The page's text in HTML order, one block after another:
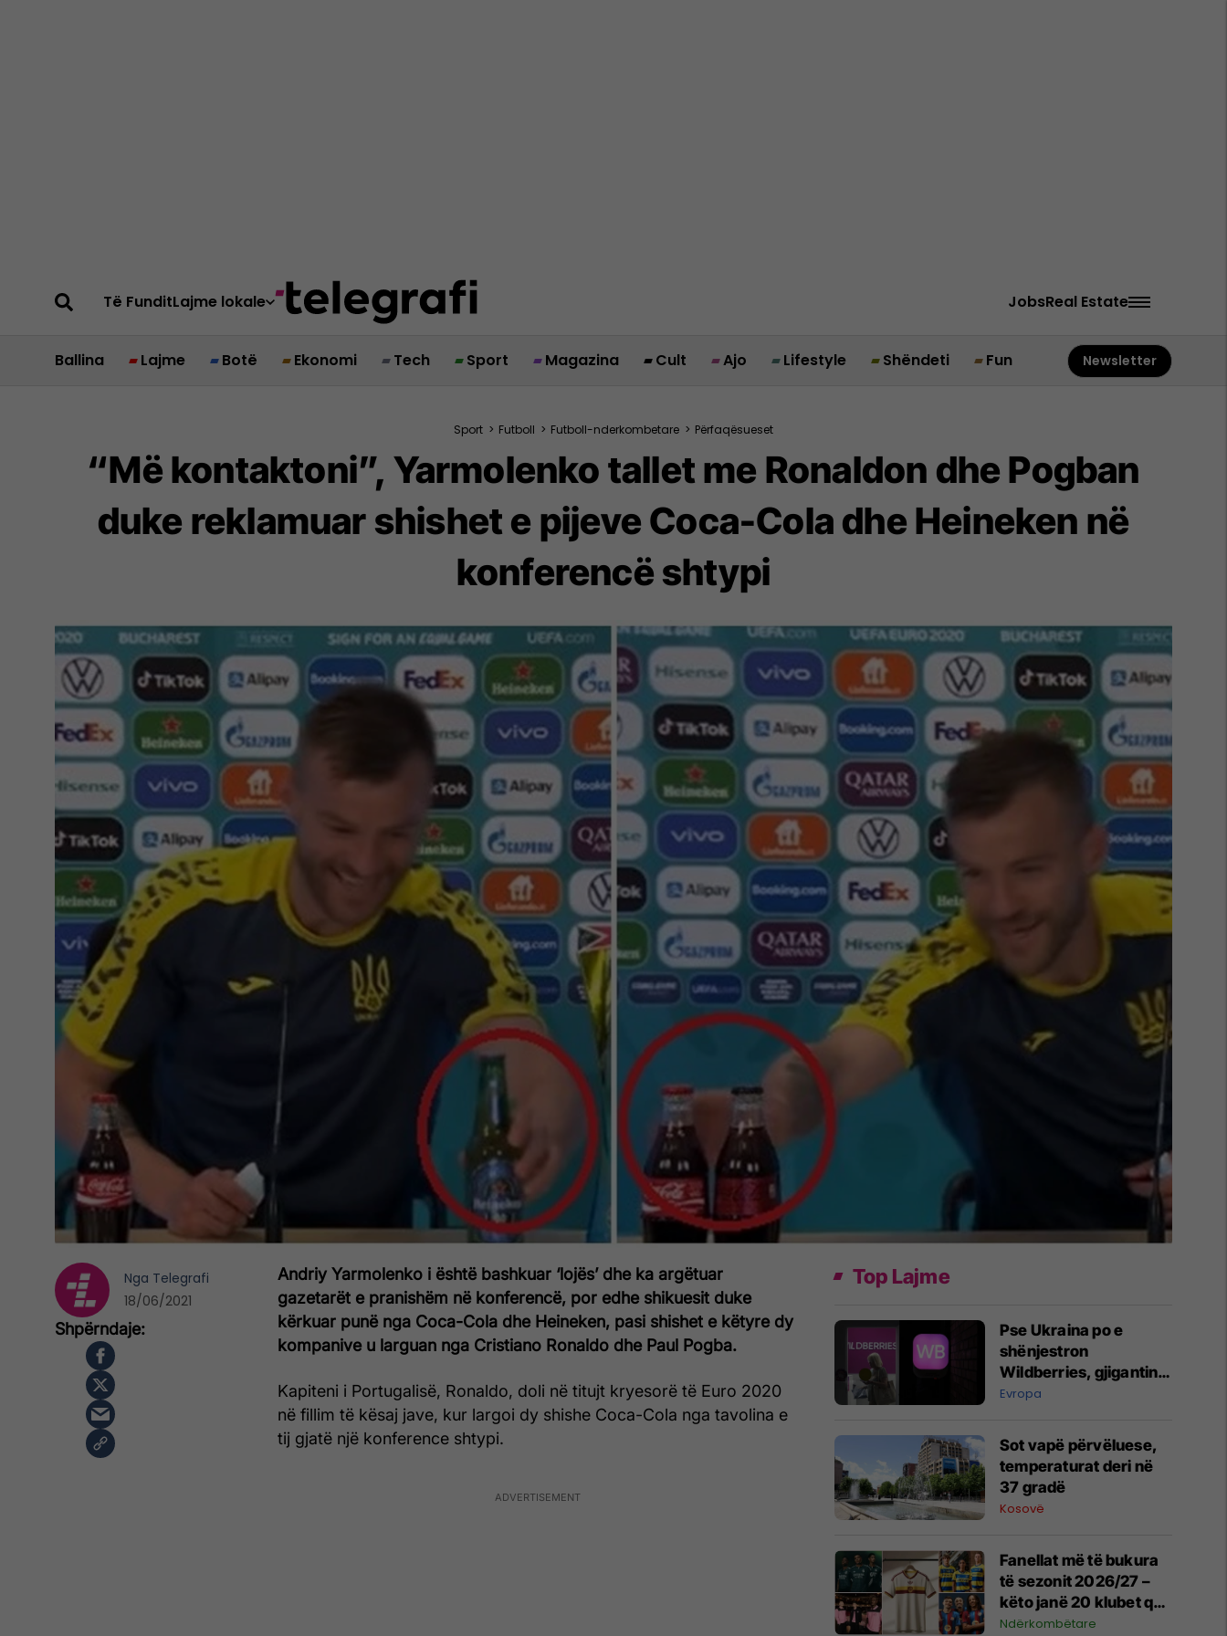
Të FunditLajme lokale JobsReal Estate
Ballina Lajme Botë Ekonomi Tech Sport Magazina Cult Ajo Lifestyle Shëndeti Fun Newsletter
Sport > Futboll > Futboll-nderkombetare > Përfaqësueset
“Më kontaktoni”, Yarmolenko tallet me Ronaldon dhe Pogban
duke reklamuar shishet e pijeve Coca-Cola dhe Heineken në
konferencë shtypi
Andriy Yarmolenko i është bashkuar ‘lojës’ dhe ka argëtuar
gazetarët e pranishëm në konferencë, por edhe shikuesit duke
kërkuar punë nga Coca-Cola dhe Heineken, pasi shishet e këtyre dy
kompanive u larguan nga Cristiano Ronaldo dhe Paul Pogba.
Kapiteni i Portugalisë, Ronaldo, doli në titujt kryesorë të Euro 2020
në fillim të kësaj jave, kur largoi dy shishe Coca-Cola nga tavolina e
tij gjatë një konference shtypi.
Nga Telegrafi
18/06/2021
Top Lajme
Pse Ukraina po e
shënjestron
Wildberries, gjigantin
rus të tregtisë
Evropa
Sot vapë përvëluese,
temperaturat deri në
37 gradë
Kosovë
Fanellat më të bukura
të sezonit 2026/27 –
këto janë 20 klubet që
spikatën me dizajnin e
Ndërkombëtare